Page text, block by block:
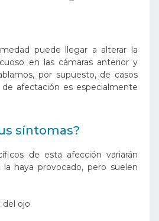
puede llegar a alterar la
en las cámaras anterior y
por supuesto, de casos
afectación es especialmente
síntomas?
de esta afección variarán
haya provocado, pero suelen
ojo.